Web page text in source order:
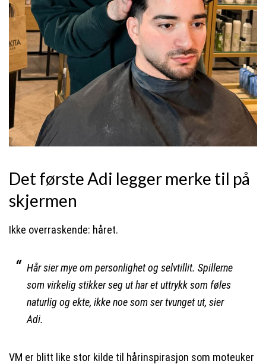
Det første Adi legger merke til på
skjermen
Ikke overraskende: håret.
Hår sier mye om personlighet og selvtillit. Spillerne
som virkelig stikker seg ut har et uttrykk som føles
naturlig og ekte, ikke noe som ser tvunget ut, sier
Adi.
VM er blitt like stor kilde til hårinspirasjon som moteuker